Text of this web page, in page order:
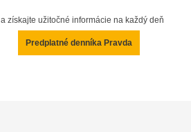
a získajte užitočné informácie na každý deň
Predplatné denníka Pravda